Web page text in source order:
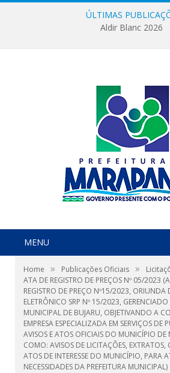
ÚLTIMAS
Aldir Blanc 2026
MENU
Home » Publicações Oficiais »
ATA DE REGISTRO DE PREÇOS Nº 05/2023
REGISTRO DE PREÇO Nº15/2023, ORIUNDA
ELETRÔNICO SRP Nº 15/2023, GERENCIADO
MUNICIPAL DE BUJARU, OBJETIVANDO A
EMPRESA ESPECIALIZADA EM SERVIÇOS DE
AVISOS E ATOS OFICIAIS DO MUNICÍPIO DE
COMO: AVISOS DE LICITAÇÕES, EXTRATOS,
ATOS DE INTERESSE DO MUNICÍPIO, PARA
NECESSIDADES DA PREFEITURA MUNICIPAL)